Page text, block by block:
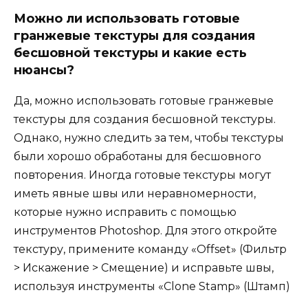
Можно ли использовать готовые
гранжевые текстуры для создания
бесшовной текстуры и какие есть
нюансы?
Да, можно использовать готовые гранжевые
текстуры для создания бесшовной текстуры.
Однако, нужно следить за тем, чтобы текстуры
были хорошо обработаны для бесшовного
повторения. Иногда готовые текстуры могут
иметь явные швы или неравномерности,
которые нужно исправить с помощью
инструментов Photoshop. Для этого откройте
текстуру, примените команду «Offset» (Фильтр
> Искажение > Смещение) и исправьте швы,
используя инструменты «Clone Stamp» (Штамп)